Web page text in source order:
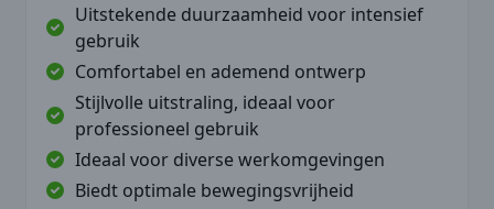
Uitstekende duurzaamheid voor intensief
gebruik
Comfortabel en ademend ontwerp
Stijlvolle uitstraling, ideaal voor
professioneel gebruik
Ideaal voor diverse werkomgevingen
Biedt optimale bewegingsvrijheid